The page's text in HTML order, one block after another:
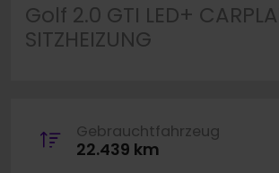
Golf 2.0 GTI LED+
SITZHEIZUNG
Gebrauchtfahrzeug
22.439 km